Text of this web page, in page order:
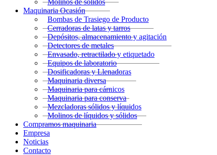
Molinos de sólidos
Maquinaria Ocasión
Bombas de Trasiego de Producto
Cerradoras de latas y tarros
Depósitos, almacenamiento y agitación
Detectores de metales
Envasado, retractilado y etiquetado
Equipos de laboratorio
Dosificadoras y Llenadoras
Maquinaria diversa
Maquinaria para cárnicos
Maquinaria para conserva
Mezcladoras sólidos y líquidos
Molinos de líquidos y sólidos
Compramos maquinaria
Empresa
Noticias
Contacto